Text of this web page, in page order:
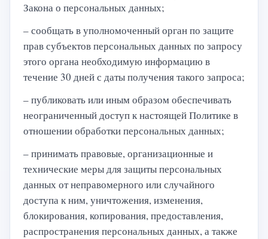
Закона о персональных данных;
– сообщать в уполномоченный орган по защите
прав субъектов персональных данных по запросу
этого органа необходимую информацию в
течение 30 дней с даты получения такого запроса;
– публиковать или иным образом обеспечивать
неограниченный доступ к настоящей Политике в
отношении обработки персональных данных;
– принимать правовые, организационные и
технические меры для защиты персональных
данных от неправомерного или случайного
доступа к ним, уничтожения, изменения,
блокирования, копирования, предоставления,
распространения персональных данных, а также